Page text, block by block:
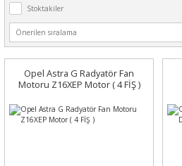
Stoktakiler
Opel Astra G Radyatör Fan
Motoru Z16XEP Motor ( 4 FİŞ )